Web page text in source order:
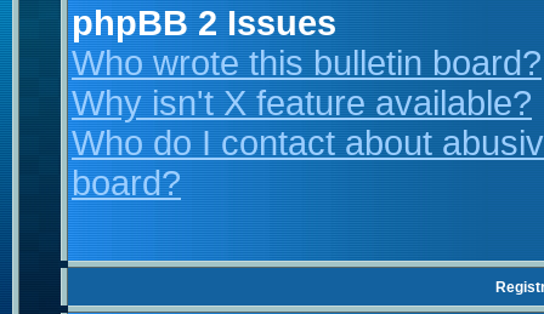
phpBB 2 Issues
Who wrote this bulletin board?
Why isn't X feature available?
Who do I contact about
board?